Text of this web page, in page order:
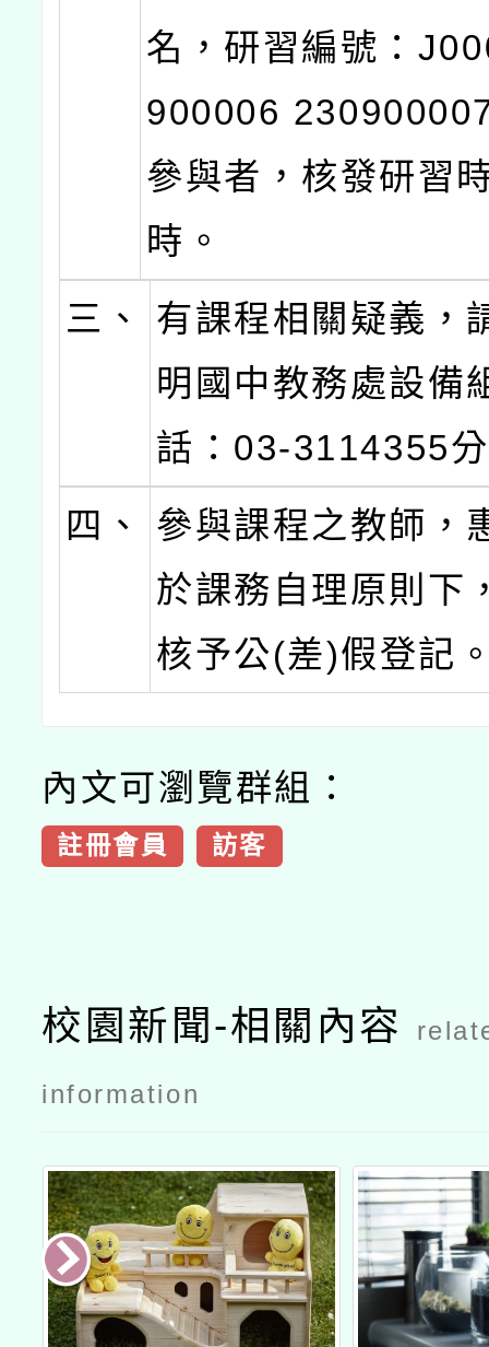
名，研習編號：
900006
參與者，核發研習
時。
三、
有課程相關疑義，
明國中教務處設備
話：03-3114355
四、
參與課程之教師，
於課務自理原則下
核予公(差)假登記
內文可瀏覽群組：
註冊會員 訪客
校園新聞-相關內容
information